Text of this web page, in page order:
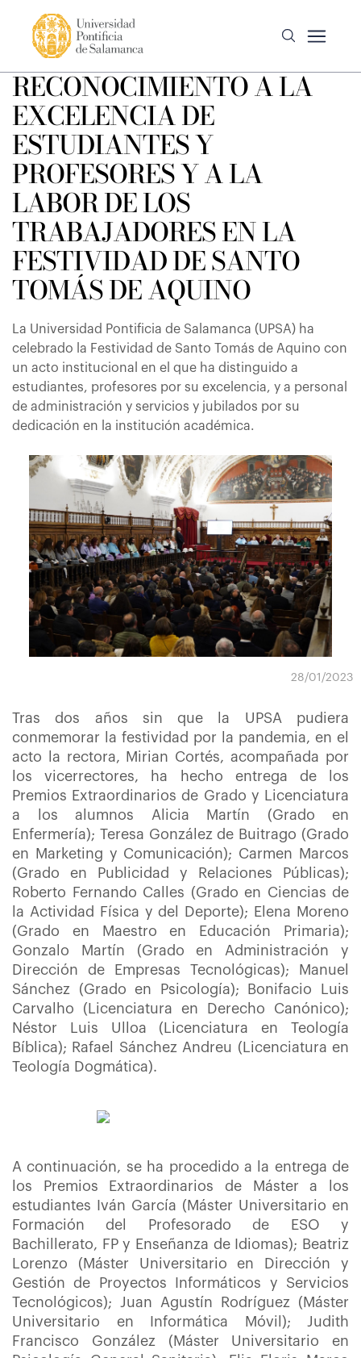
RECONOCIMIENTO A LA
EXCELENCIA DE
ESTUDIANTES Y
PROFESORES Y A LA
LABOR DE LOS
TRABAJADORES EN LA
FESTIVIDAD DE SANTO
TOMÁS DE AQUINO
La Universidad Pontificia de Salamanca (UPSA) ha
celebrado la Festividad de Santo Tomás de Aquino con
un acto institucional en el que ha distinguido a
estudiantes, profesores por su excelencia, y a personal
de administración y servicios y jubilados por su
dedicación en la institución académica.
28/01/2023
Tras dos años sin que la UPSA pudiera
conmemorar la festividad por la pandemia, en el
acto la rectora, Mirian Cortés, acompañada por
los vicerrectores, ha hecho entrega de los
Premios Extraordinarios de Grado y Licenciatura
a los alumnos Alicia Martín (Grado en
Enfermería); Teresa González de Buitrago (Grado
en Marketing y Comunicación); Carmen Marcos
(Grado en Publicidad y Relaciones Públicas);
Roberto Fernando Calles (Grado en Ciencias de
la Actividad Física y del Deporte); Elena Moreno
(Grado en Maestro en Educación Primaria);
Gonzalo Martín (Grado en Administración y
Dirección de Empresas Tecnológicas); Manuel
Sánchez (Grado en Psicología); Bonifacio Luis
Carvalho (Licenciatura en Derecho Canónico);
Néstor Luis Ulloa (Licenciatura en Teología
Bíblica); Rafael Sánchez Andreu (Licenciatura en
Teología Dogmática).
A continuación, se ha procedido a la entrega de
los Premios Extraordinarios de Máster a los
estudiantes Iván García (Máster Universitario en
Formación del Profesorado de ESO y
Bachillerato, FP y Enseñanza de Idiomas); Beatriz
Lorenzo (Máster Universitario en Dirección y
Gestión de Proyectos Informáticos y Servicios
Tecnológicos); Juan Agustín Rodríguez (Máster
Universitario en Informática Móvil); Judith
Francisco González (Máster Universitario en